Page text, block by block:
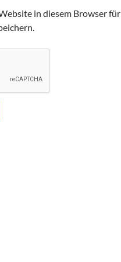
in diesem Browser für